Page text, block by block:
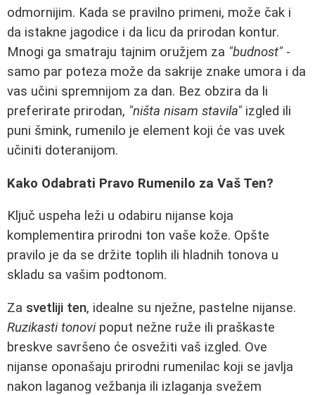
odmornijim. Kada se pravilno primeni, može čak i
da istakne jagodice i da licu da prirodan kontur.
Mnogi ga smatraju tajnim oružjem za "budnost" -
samo par poteza može da sakrije znake umora i da
vas učini spremnijom za dan. Bez obzira da li
preferirate prirodan, "ništa nisam stavila" izgled ili
puni šmink, rumenilo je element koji će vas uvek
učiniti doteranijom.
Kako Odabrati Pravo Rumenilo za Vaš Ten?
Ključ uspeha leži u odabiru nijanse koja
komplementira prirodni ton vaše kože. Opšte
pravilo je da se držite toplih ili hladnih tonova u
skladu sa vašim podtonom.
Za svetliji ten, idealne su nježne, pastelne nijanse.
Ruzikasti tonovipoput nežne ruže ili praškaste
breskve savršeno će osvežiti vaš izgled. Ove
nijanse oponašaju prirodni rumenilac koji se javlja
nakon laganog vežbanja ili izlaganja svežem